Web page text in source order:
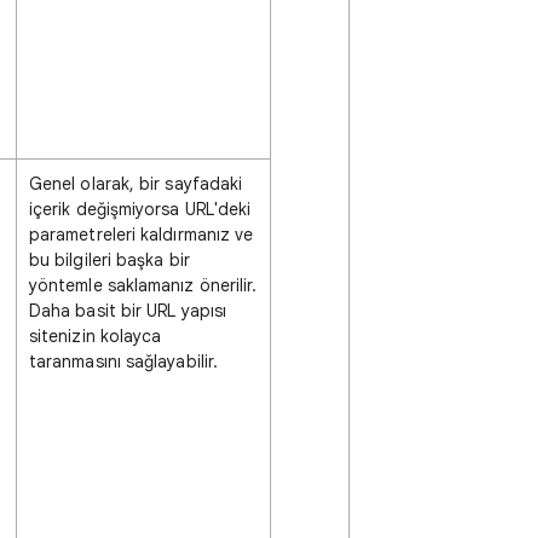
Genel olarak, bir sayfadaki
içerik değişmiyorsa URL'deki
parametreleri kaldırmanız ve
bu bilgileri başka bir
yöntemle saklamanız önerilir.
Daha basit bir URL yapısı
sitenizin kolayca
taranmasını sağlayabilir.